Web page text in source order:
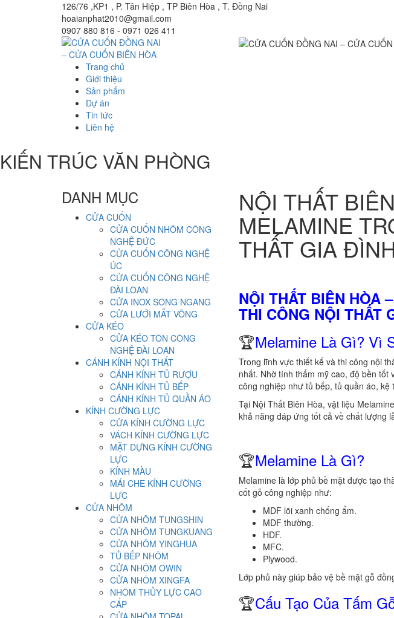
126/76 ,KP1 , P. Tân Hiệp , TP Biên Hòa , T. Đồng Nai
hoaianphat2010@gmail.com
0907 880 816 - 0971 026 411
Trang chủ
Giới thiệu
Sản phẩm
Dự án
Tin tức
Liên hệ
KIẾN TRÚC VĂN PHÒNG
NỘI THẤT
MELAMINE
THẤT GIA
NỘI THẤT BIÊN HÒA
THI CÔNG NỘI THẤT
🏆Melamine Là Gì? Vì
Trong lĩnh vực thiết kế và thi công nội
nhất. Nhờ tính thẩm mỹ cao, độ bền
công nghiệp như tủ bếp, tủ quần áo,
Tại Nội Thất Biên Hòa, vật liệu
khả năng đáp ứng tốt cả về chất lượng
🏆Melamine Là Gì?
Melamine là lớp phủ bề mặt được tạo
cốt gỗ công nghiệp như:
MDF lõi xanh chống ẩm.
MDF thường.
HDF.
MFC.
Plywood.
Lớp phủ này giúp bảo vệ bề mặt gỗ
🏆Cấu Tạo Của Tấm
DANH MỤC
CỬA CUỐN
CỬA CUỐN NHÔM CÔNG
NGHỆ ĐỨC
CỬA CUỐN CÔNG NGHỆ
ÚC
CỬA CUỐN CÔNG NGHỆ
ĐÀI LOAN
CỬA INOX SONG NGANG
CỬA LƯỚI MẮT VÕNG
CỬA KÉO
CỬA KÉO TÔN CÔNG
NGHỆ ĐÀI LOAN
CÁNH KÍNH NỘI THẤT
CÁNH KÍNH TỦ RƯỢU
CÁNH KÍNH TỦ BẾP
CÁNH KÍNH TỦ QUẦN ÁO
KÍNH CƯỜNG LỰC
CỬA KÍNH CƯỜNG LỰC
VÁCH KÍNH CƯỜNG LỰC
MẶT DỰNG KÍNH CƯỜNG
LỰC
KÍNH MÀU
MÁI CHE KÍNH CƯỜNG
LỰC
CỬA NHÔM
CỬA NHÔM TUNGSHIN
CỬA NHÔM TUNGKUANG
CỬA NHÔM YINGHUA
TỦ BẾP NHÔM
CỬA NHÔM OWIN
CỬA NHÔM XINGFA
NHÔM THỦY LỰC CAO
CẤP